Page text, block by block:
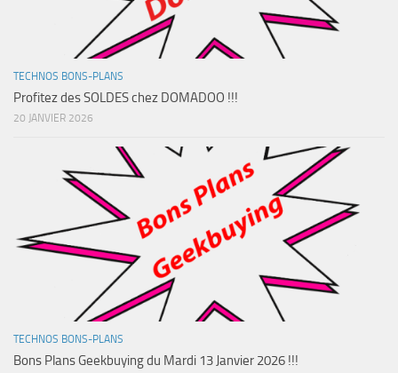
TECHNOS BONS-PLANS
Profitez des SOLDES chez DOMADOO !!!
20 JANVIER 2026
TECHNOS BONS-PLANS
Bons Plans Geekbuying du Mardi 13 Janvier 2026 !!!